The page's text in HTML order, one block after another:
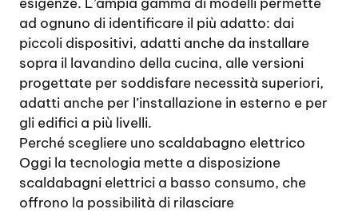
ad ognuno di identificare il più adatto: dai
piccoli dispositivi, adatti anche da installare
sopra il lavandino della cucina, alle versioni
progettate per soddisfare necessità superiori,
adatti anche per l’installazione in esterno e per
gli edifici a più livelli.
Perché scegliere uno scaldabagno elettrico
Oggi la tecnologia mette a disposizione
scaldabagni elettrici a basso consumo, che
offrono la possibilità di rilasciare